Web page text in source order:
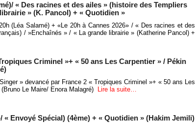
« Des racines et des ailes » (histoire des Templiers
» (K. Pancol) + « Quotidien »
(Léa Salamé) + «Le 20h à Cannes 2026» / « Des racines et des
/ »Enchaînés » / « La grande librairie » (Katherine Pancol) +
Criminel »+ « 50 ans Les Carpentier » / Pékin
» devancé par France 2 « Tropiques Criminel »+ « 50 ans Les
Le Maire/ Enora Malagré)
Lire la suite…
« Envoyé Spécial) (4ème) + « Quotidien » (Hakim Jemili)